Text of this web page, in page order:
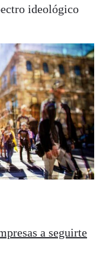
ideológico
a seguirte